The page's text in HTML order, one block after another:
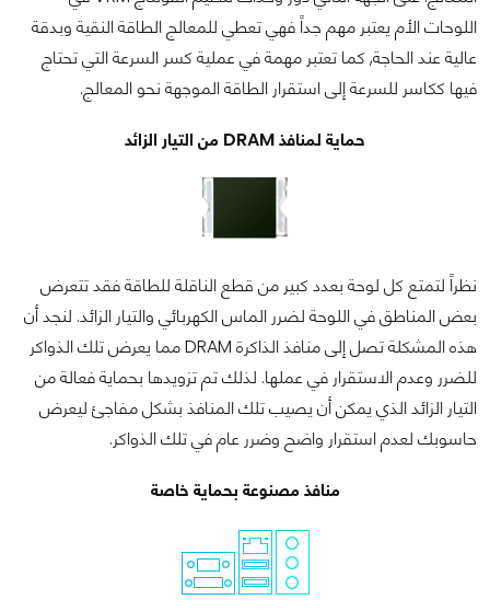
اللوحات الأم يعتبر مهم جداً فهي تعطي للمعالج الطاقة النقية وبدقة
عالية عند الحاجة, كما تعتبر مهمة في عملية كسر السرعة التي تحتاج
فيها ككاسر للسرعة إلى استقرار الطاقة الموجهة نحو المعالج.
حماية لمنافذ DRAM من التيار الزائد
نظراً لتمتع كل لوحة بعدد كبير من قطع الناقلة للطاقة فقد تتعرض
بعض المناطق في اللوحة لضرر الماس الكهربائي والتيار الزائد. لنجد أن
هذه المشكلة تصل إلى منافذ الذاكرة DRAM مما يعرض تلك الذواكر
للضرر وعدم الاستقرار في عملها. لذلك تم تزويدها بحماية فعالة من
التيار الزائد الذي يمكن أن يصيب تلك المنافذ بشكل مفاجئ ليعرض
حاسوبك لعدم استقرار واضح وضرر عام في تلك الذواكر.
منافذ مصنوعة بحماية خاصة